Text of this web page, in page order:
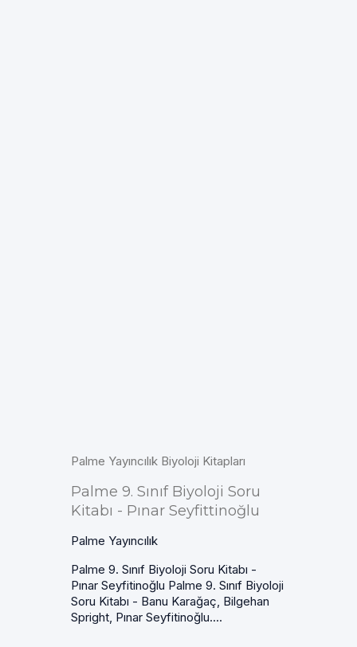
Palme Yayıncılık Biyoloji Kitapları
Palme 9. Sınıf Biyoloji Soru
Kitabı - Pınar Seyfittinoğlu
Palme Yayıncılık
Palme 9. Sınıf Biyoloji Soru Kitabı -
Pınar Seyfitinoğlu Palme 9. Sınıf Biyoloji
Soru Kitabı - Banu Karağaç, Bilgehan
Spright, Pınar Seyfitinoğlu....